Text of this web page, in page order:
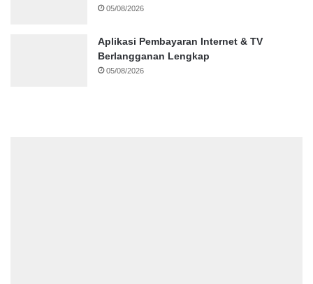
05/08/2026
Aplikasi Pembayaran Internet & TV
Berlangganan Lengkap
05/08/2026